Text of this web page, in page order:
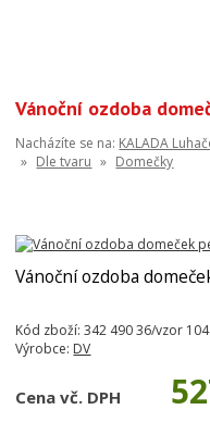
Vánoční ozdoba
Nacházíte se na: KALADA
» Dle tvaru » Domečky
Vánoční ozdoba
Kód zboží: 342 490 36/vzor 104
Výrobce: DV
Cena vč. DPH